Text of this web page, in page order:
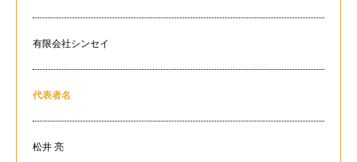
有限会社シンセイ
代表者名
松井 亮